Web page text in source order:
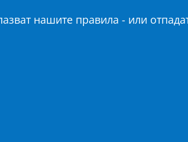
нашите правила - или